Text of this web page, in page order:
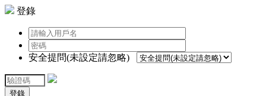
登錄
安全提問(未設定請忽略)
登錄